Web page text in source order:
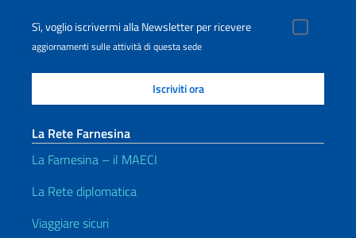
Sì, voglio iscrivermi alla Newsletter per ricevere
aggiornamenti sulle attività di questa sede
La Rete Farnesina
La Farnesina – il MAECI
La Rete diplomatica
Viaggiare sicuri